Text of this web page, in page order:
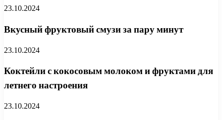
23.10.2024
Вкусный фруктовый смузи за пару минут
23.10.2024
Коктейли с кокосовым молоком и фруктами для
летнего настроения
23.10.2024